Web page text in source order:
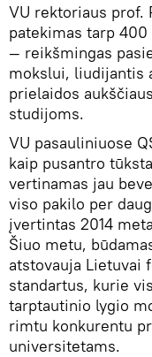
VU rektoriaus prof.
patekimas tarp
— reikšmingas
mokslui, liudijantis
prielaidos
studijoms.
VU pasauliniuose
kaip pusantro
vertinamas jau
viso pakilo per
įvertintas 2014
Šiuo metu,
atstovauja Lietuvai
standartus, kurie
tarptautinio lygio
rimtu konkurentu
universitetams.